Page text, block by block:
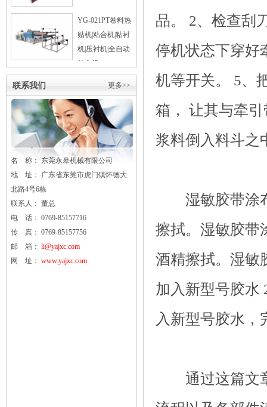
YG-021PT卷料热
贴机|粘合机|粘衬
机|压衬机|全自动
粘合机
更多>>
联系我们
名 称： 东莞永皋机械有限公司
地 址： 广东省东莞市虎门镇怀德大
北路4号6栋
联系人： 董总
电 话： 0769-85157716
传 真： 0769-85157756
邮 箱： li@yajxc.com
网 址： www.yajxc.com
品。 2、检查刮
停机状态下穿好
机等开关。 5、
箱， 让其与牵
浆料倒入料斗之
湿敏胶带涂布
擦拭。湿敏胶带
酒精擦拭。湿敏
加入新型号胶水
入新型号胶水，
通过这篇文章